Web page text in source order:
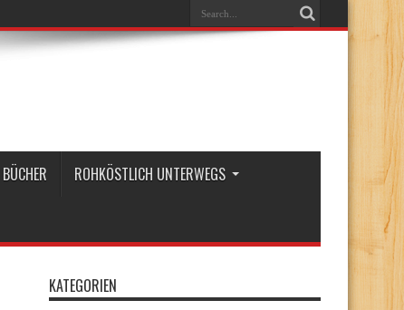
BÜCHER ROHKÖSTLICH UNTERWEGS
KATEGORIEN